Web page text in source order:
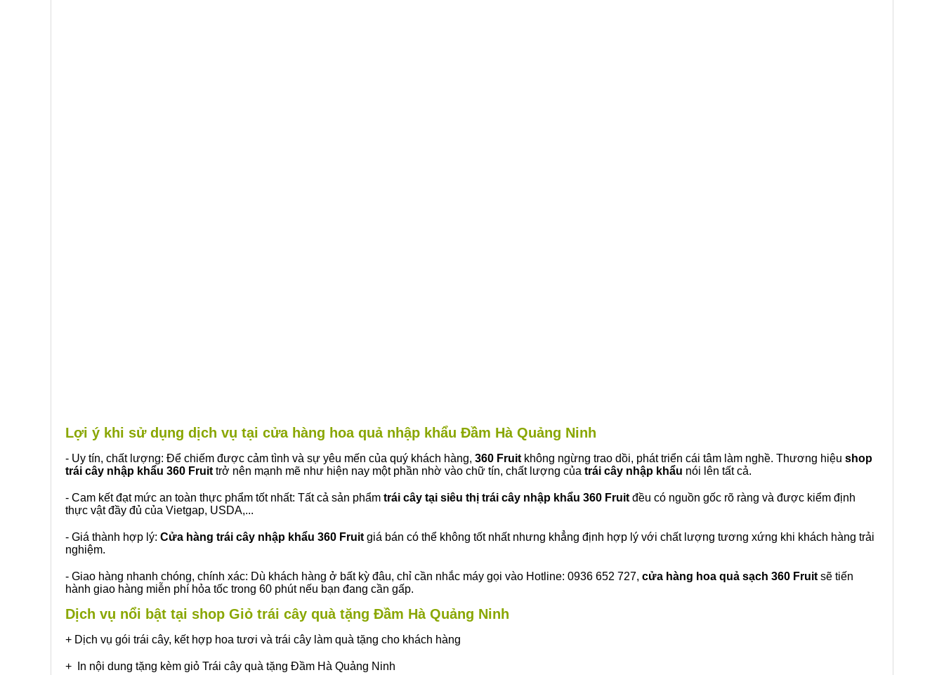
Lợi ý khi sử dụng dịch vụ tại cửa hàng hoa quả nhập khẩu Đầm Hà Quảng Ninh
- Uy tín, chất lượng: Để chiếm được cảm tình và sự yêu mến của quý khách hàng, 360 Fruit không ngừng trao dồi, phát triển cái tâm làm nghề. Thương hiệu shop
trái cây nhập khẩu 360 Fruit trở nên mạnh mẽ như hiện nay một phần nhờ vào chữ tín, chất lượng của trái cây nhập khẩu nói lên tất cả.
- Cam kết đạt mức an toàn thực phẩm tốt nhất: Tất cả sản phẩm trái cây tại siêu thị trái cây nhập khẩu 360 Fruit đều có nguồn gốc rõ ràng và được kiểm định
thực vật đầy đủ của Vietgap, USDA,...
- Giá thành hợp lý: Cửa hàng trái cây nhập khẩu 360 Fruit giá bán có thể không tốt nhất nhưng khẳng định hợp lý với chất lượng tương xứng khi khách hàng trải
nghiệm.
- Giao hàng nhanh chóng, chính xác: Dù khách hàng ở bất kỳ đâu, chỉ cần nhắc máy gọi vào Hotline: 0936 652 727, cửa hàng hoa quả sạch 360 Fruit sẽ tiến
hành giao hàng miễn phí hỏa tốc trong 60 phút nếu bạn đang cần gấp.
Dịch vụ nổi bật tại shop Giỏ trái cây quà tặng Đầm Hà Quảng Ninh
+ Dịch vụ gói trái cây, kết hợp hoa tươi và trái cây làm quà tặng cho khách hàng
+ In nội dung tặng kèm giỏ Trái cây quà tặng Đầm Hà Quảng Ninh